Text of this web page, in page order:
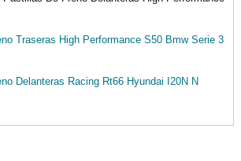
Traseras High Performance S50 Bmw Serie 3
Delanteras Racing Rt66 Hyundai I20N N